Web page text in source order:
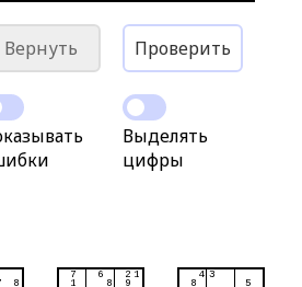
Вернуть Проверить
Выделять
цифры